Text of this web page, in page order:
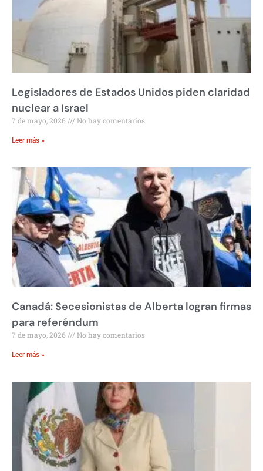
Legisladores de Estados Unidos piden claridad
nuclear a Israel
7 de mayo, 2026 No hay comentarios
Leer más »
Canadá: Secesionistas de Alberta logran firmas
para referéndum
7 de mayo, 2026 No hay comentarios
Leer más »